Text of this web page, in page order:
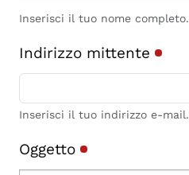
Inserisci il tuo nome completo.
Indirizzo mittente
Inserisci il tuo indirizzo e-mail.
Oggetto